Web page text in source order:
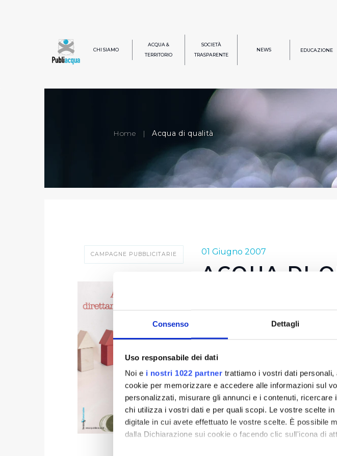
Consenso Dettagli
Uso responsabile dei dati
Noi e i nostri 1022 partner trattiamo i vostri dati
cookie per memorizzare e accedere alle informazioni sul
personalizzati, misurare gli annunci e i contenuti,
chi utilizza i vostri dati e per quali scopi. Le vostre scelte
digitale in cui avete effettuato le vostre scelte. È possibile
dalla Dichiarazione sui cookie o facendo clic sull'icona di
CHI SIAMO
ACQUA &
TERRITORIO
SOCIETÀ
TRASPARENTE
NEWS EDUCAZIONE
Home | Acqua di qualità
CAMPAGNE PUBBLICITARIE 01 Giugno 2007
ACQUA DI
Publiacqua fin dalla sua nascita
ed offre garanzie di controllo
E le nostre due campagne 2007
qualità… direttamente a casa tua!
senza tanti fronzoli che hanno
messo in campo dal 2002 ad